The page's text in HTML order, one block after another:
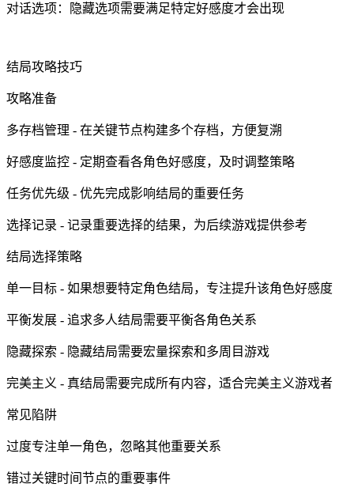
对话选项：隐藏选项需要满足特定好感度才会出现
结局攻略技巧
攻略准备
多存档管理 - 在关键节点构建多个存档，方便复溯
好感度监控 - 定期查看各角色好感度，及时调整策略
任务优先级 - 优先完成影响结局的重要任务
选择记录 - 记录重要选择的结果，为后续游戏提供参考
结局选择策略
单一目标 - 如果想要特定角色结局，专注提升该角色好感度
平衡发展 - 追求多人结局需要平衡各角色关系
隐藏探索 - 隐藏结局需要宏量探索和多周目游戏
完美主义 - 真结局需要完成所有内容，适合完美主义游戏者
常见陷阱
过度专注单一角色，忽略其他重要关系
错过关键时间节点的重要事件